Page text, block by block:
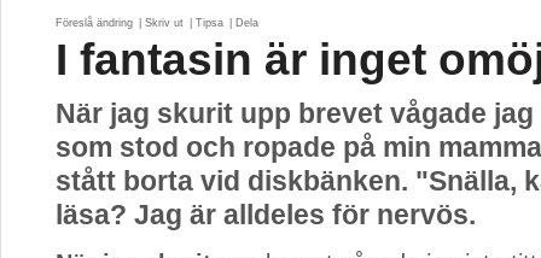
Föreslå ändring Skriv ut Tipsa Dela
I fantasin är inget
När jag skurit upp brevet vågade
som stod och ropade på min
stått borta vid diskbänken. "Snälla,
läsa? Jag är alldeles för nervös.